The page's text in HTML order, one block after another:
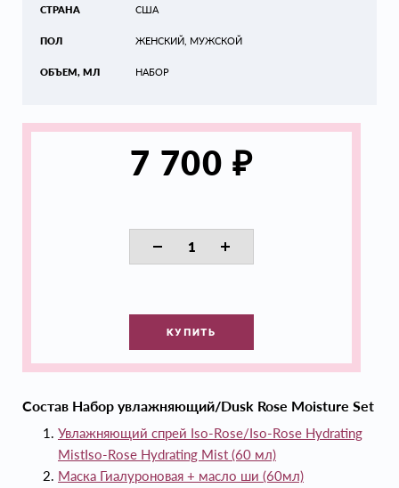
СТРАНА
ПОЛ
ОБЪЕМ, МЛ
США
ЖЕНСКИЙ, МУЖСКОЙ
НАБОР
7 700 ₽
КУПИТЬ
Состав Набор увлажняющий/Dusk Rose Moisture Set
Увлажняющий спрей Iso-Rose/Iso-Rose Hydrating
MistIso-Rose Hydrating Mist (60 мл)
Маска Гиалуроновая + масло ши (60мл)